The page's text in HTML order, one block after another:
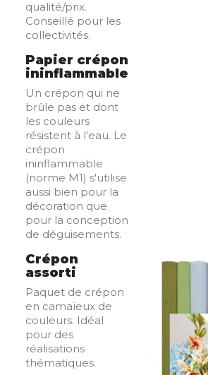
qualité/prix.
Conseillé pour les
collectivités.
Papier crépon
ininflammable
Un crépon qui ne
brûle pas et dont
les couleurs
résistent à l'eau. Le
crépon
ininflammable
(norme M1) s'utilise
aussi bien pour la
décoration que
pour la conception
de déguisements.
Crépon
assorti
Paquet de crépon
en camaïeux de
couleurs. Idéal
pour des
réalisations
thématiques.